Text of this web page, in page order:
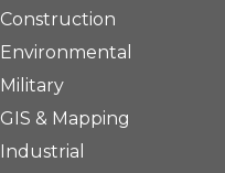
Construction
Environmental
Military
GIS & Mapping
Industrial